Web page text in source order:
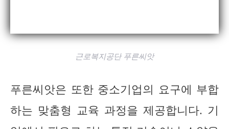
근로복지공단 푸른씨앗
푸른씨앗은 또한 중소기업의 요구에 부합
하는 맞춤형 교육 과정을 제공합니다. 기